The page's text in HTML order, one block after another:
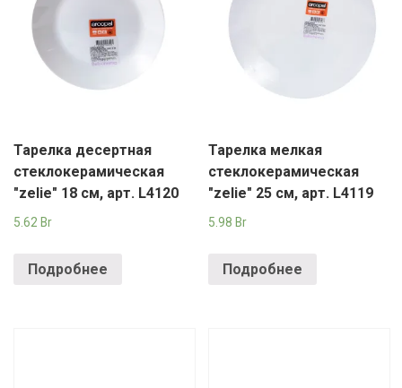
Тарелка десертная
стеклокерамическая
"zelie" 18 см, арт. L4120
5.62 Br
Подробнее
Тарелка мелкая
стеклокерамическая
"zelie" 25 см, арт. L4119
5.98 Br
Подробнее